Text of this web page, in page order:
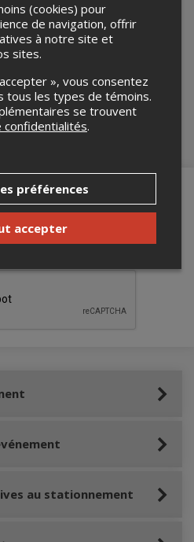
de mandataire pour Le Club d'impro
et la vente de billets pour ses
de cet événement, veuillez
Le Club d'impro, à
que vous n'êtes pas un
ci-bas.
au stationnement
(cookies) pour
de navigation, offrir
à notre site et
sites.
», vous consentez
tous les types de témoins.
se trouvent
confidentialités.
préférences
accepter